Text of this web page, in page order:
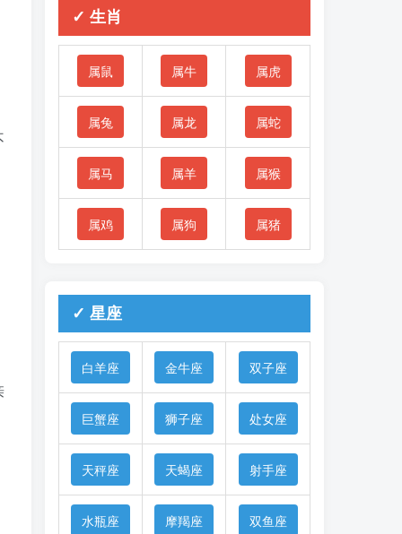
✓ 生肖
属鼠 属牛 属虎
属兔 属龙 属蛇
属马 属羊 属猴
属鸡 属狗 属猪
✓ 星座
白羊座 金牛座 双子座
巨蟹座 狮子座 处女座
天秤座 天蝎座 射手座
水瓶座 摩羯座 双鱼座